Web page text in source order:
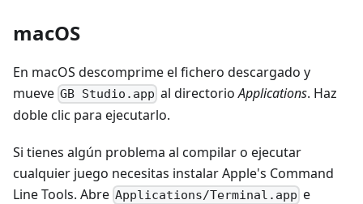
macOS
En macOS descomprime el fichero descargado y
mueve GB Studio.app al directorioApplications. Haz
doble clic para ejecutarlo.
Si tienes algún problema al compilar o ejecutar
cualquier juego necesitas instalar Apple's Command
Line Tools. Abre Applications/Terminal.app e